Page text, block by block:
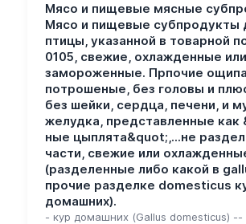
Мясо и пищевые мясные
Мясо и пищевые субпродукты
птицы, указанной в товарной
0105, свежие, охлажденные или
замороженные. Прпочие
потрошеные, без головы и
без шейки, сердца, печени, и
желудка, представленные как
ные цыплята&quot;,...не
части, свежие или
(разделенные либо какой в
прочие разделке domesticus
домашних).
- кур домашних (Gallus domesticus) --